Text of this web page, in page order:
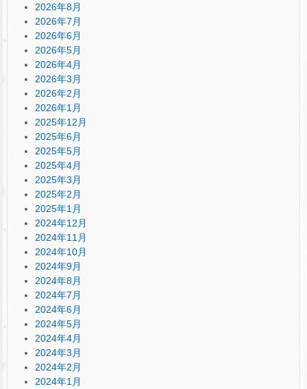
2026年8月
2026年7月
2026年6月
2026年5月
2026年4月
2026年3月
2026年2月
2026年1月
2025年12月
2025年6月
2025年5月
2025年4月
2025年3月
2025年2月
2025年1月
2024年12月
2024年11月
2024年10月
2024年9月
2024年8月
2024年7月
2024年6月
2024年5月
2024年4月
2024年3月
2024年2月
2024年1月